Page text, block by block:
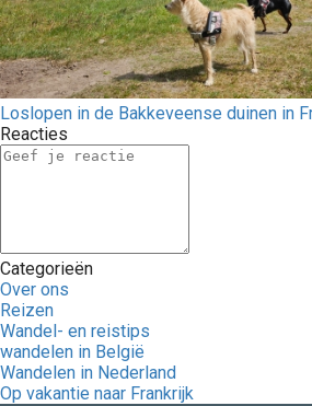
Loslopen in de Bakkeveense duinen in
Reacties
Categorieën
Over ons
Reizen
Wandel- en reistips
wandelen in België
Wandelen in Nederland
Op vakantie naar Frankrijk